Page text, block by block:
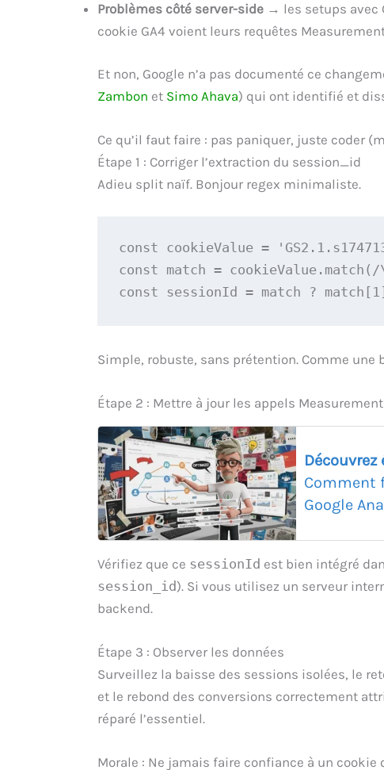
Problèmes côté server-side → les setups avec
cookie GA4 voient leurs requêtes
Et non, Google n’a pas documenté ce
Zambon et Simo Ahava) qui ont identifié et
Ce qu’il faut faire : pas paniquer, juste coder
Étape 1 : Corriger l’extraction du session_id
Adieu split naïf. Bonjour regex minimaliste.
const cookieValue =
const match =
const sessionId = match ?
Simple, robuste, sans prétention. Comme une
Étape 2 : Mettre à jour les appels
Comment
Google
Vérifiez que ce sessionId est bien intégré
session_id). Si vous utilisez un serveur
backend.
Étape 3 : Observer les données
Surveillez la baisse des sessions isolées, le
et le rebond des conversions correctement
réparé l’essentiel.
Morale : Ne jamais faire confiance à un cookie